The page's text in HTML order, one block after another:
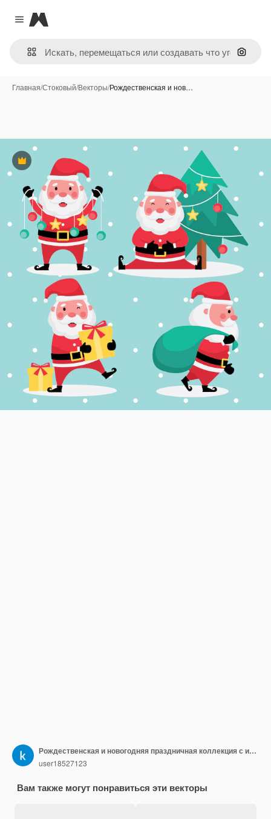
Close menu
Magnific
Поиск
Главная/Стоковый/Векторы/Рождественская и нов…
Премиум
Рождественская и новогодняя праздничная коллекция с изображением санта-клауса с елкой, желтым подарком и зеленой сумкой на голубом фоне
user18527123
Вам также могут понравиться эти векторы